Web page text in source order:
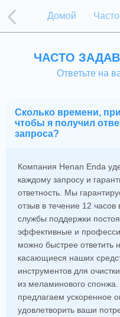
Домой
ЧАСТО
Ответьте на
Сколько времени,
чтобы я получил
запроса?
Компания Henan Enda
каждому запросу и
ответность. Мы
отзыв в течение 12
службы поддержки
эффективные и
можно быстрее ответить
касающиеся наших
инструментов для
из меламинового
предлагаем ускоренное
удовлетворить ваши